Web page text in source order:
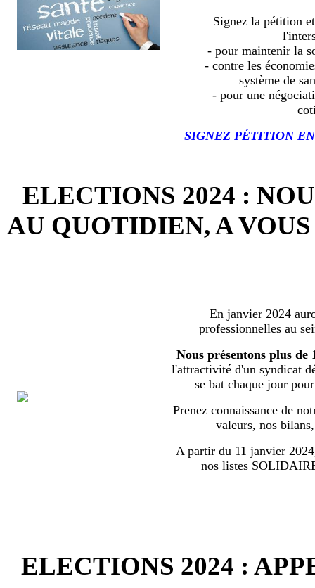
Signez la pétition
- pour maintenir la
- contre les
système de
- pour une
SIGNEZ PÉTITION
ELECTIONS 2024 :
AU QUOTIDIEN, A
En janvier 2024
professionnelles au
Nous présentons plus de
l'attractivité d'un syndicat
se bat chaque jour
Prenez connaissance de
valeurs, nos
A partir du 11 janvier
nos listes
ELECTIONS 2024 :